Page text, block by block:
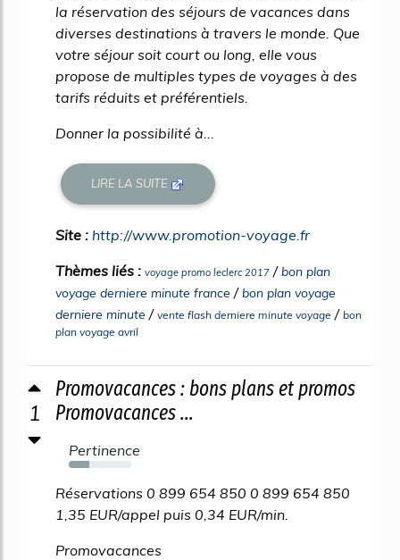
la réservation des séjours de vacances dans
diverses destinations à travers le monde. Que
votre séjour soit court ou long, elle vous
propose de multiples types de voyages à des
tarifs réduits et préférentiels.
Donner la possibilité à...
LIRE LA SUITE
Site : http://www.promotion-voyage.fr
Thèmes liés : voyage promo leclerc 2017 / bon plan
voyage derniere minute france / bon plan voyage
derniere minute / vente flash derniere minute voyage / bon
plan voyage avril
1
Promovacances : bons plans et promos
Promovacances ...
Pertinence
33%
Réservations 0 899 654 850 0 899 654 850
1,35 EUR/appel puis 0,34 EUR/min.
Promovacances